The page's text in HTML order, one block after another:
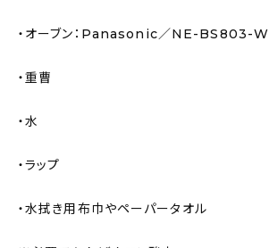
・オーブン：Panasonic／NE-BS803-W
・重曹
・水
・ラップ
・水拭き用布巾やペーパータオル